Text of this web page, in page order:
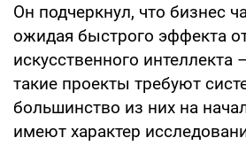
Он подчеркнул, что бизнес
ожидая быстрого эффекта
искусственного интеллекта
такие проекты требуют
большинство из них на
имеют характер